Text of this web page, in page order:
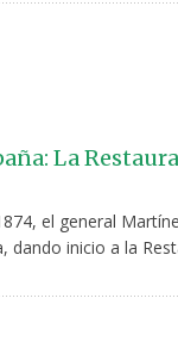
La
el general
dando inicio a la